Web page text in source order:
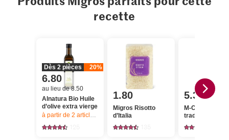
recette
Dès 2 pièces 20%
6.80
au lieu de 8.50
Alnatura Bio Huile
d’olive extra vierge
à partir de 2 articles, Offre valable du 6.8 au 12.8.2026, jusqu’à
1.80
Migros Risotto
d’Italia
5.30
M-Classic
traditionnel